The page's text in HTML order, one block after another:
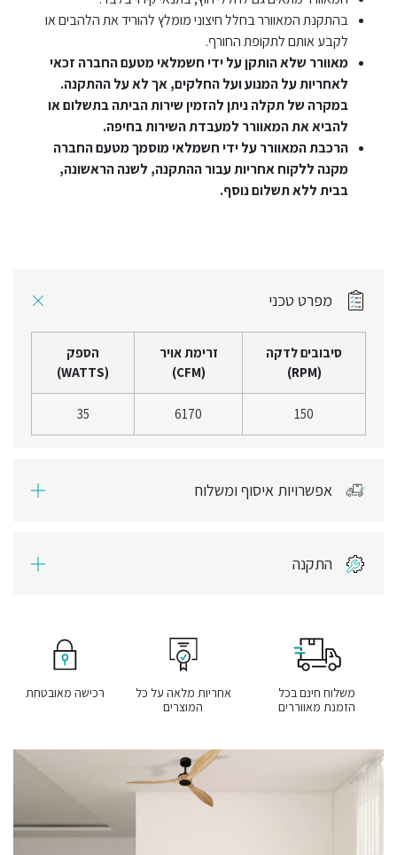
בהתקנת המאוורר בחלל חיצוני מומלץ להוריד את הלהבים או
לקבע אותם לתקופת החורף.
מאוורר שלא הותקן על ידי חשמלאי מטעם החברה זכאי
לאחריות על המנוע ועל החלקים, אך לא על ההתקנה.
במקרה של תקלה ניתן להזמין שירות הביתה בתשלום או
להביא את המאוורר למעבדת השירות בחיפה.
הרכבת המאוורר על ידי חשמלאי מוסמך מטעם החברה
מקנה ללקוח אחריות עבור ההתקנה, לשנה הראשונה,
בבית ללא תשלום נוסף.
מפרט טכני
סיבובים לדקה
(RPM)
זרימת אויר
(CFM)
הספק
(WATTS)
150
6170
35
אפשרויות איסוף ומשלוח
התקנה
משלוח חינם בכל
הזמנת מאווררים
אחריות מלאה על כל
המוצרים
רכישה מאובטחת